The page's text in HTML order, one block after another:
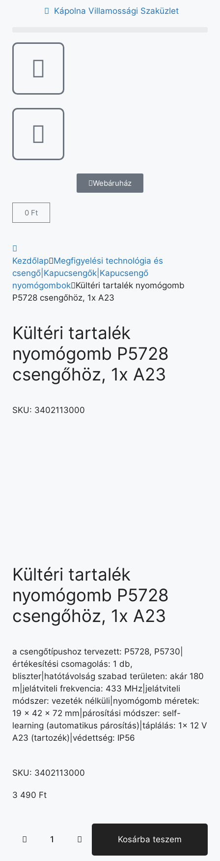
Kápolna Villamossági Szaküzlet
Webáruház
0 Ft
Kezdőlap Megfigyelési technológia és
csengő|Kapucsengők|Kapucsengő
nyomógombok Kültéri tartalék nyomógomb
P5728 csengőhöz, 1x A23
Kültéri tartalék
nyomógomb P5728
csengőhöz, 1x A23
SKU: 3402113000
Kültéri tartalék
nyomógomb P5728
csengőhöz, 1x A23
a csengőtípushoz tervezett: P5728, P5730|
értékesítési csomagolás: 1 db,
bliszter|hatótávolság szabad területen: akár 180
m|jelátviteli frekvencia: 433 MHz|jelátviteli
módszer: vezeték nélküli|nyomógomb méretek:
19 × 42 × 72 mm|párosítási módszer: self-
learning (automatikus párosítás)|táplálás: 1× 12 V
A23 (tartozék)|védettség: IP56
SKU: 3402113000
3 490 Ft
Kosárba teszem